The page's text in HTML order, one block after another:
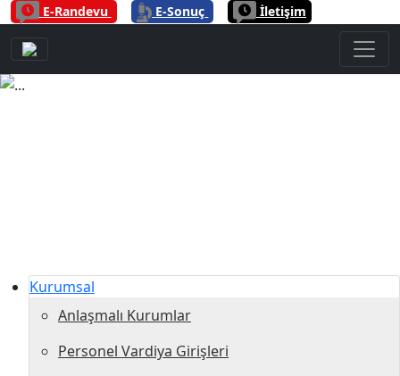
E-Randevu E-Sonuç İletişim
Kurumsal
Anlaşmalı Kurumlar
Personel Vardiya Girişleri